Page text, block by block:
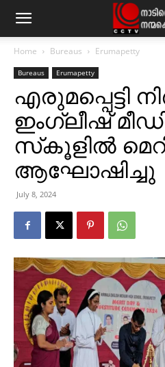
Home Bureaus Erumapetty
Bureaus Erumapetty
എരുമപ്പെട്ടി
ഇംഗ്ലീഷ്
സ്‌കൂളില്‍
ആഘോഷിച്ചു
July 8, 2024